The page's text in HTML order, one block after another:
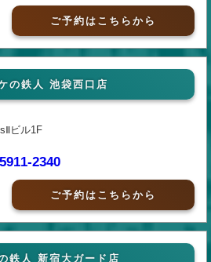
ご予約はこちらから
の鉄人 池袋西口店
ビル1F
2340
ご予約はこちらから
鉄人 新宿大ガード店